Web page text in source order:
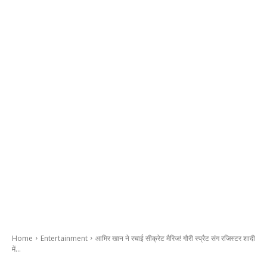
Home Entertainment
आमिर खान ने रचाई सीक्रेट मैरिज! गौरी स्प्रैट संग रजिस्टर शादी
में...